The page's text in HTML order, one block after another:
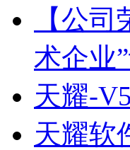
【公
术企业
天耀-
天耀软